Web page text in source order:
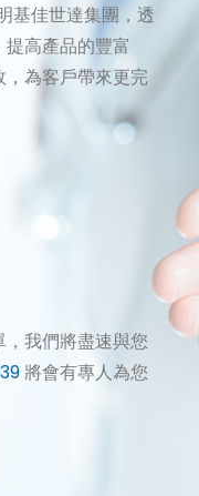
基佳世達集團，透
高產品的豐富
為客戶帶來更完
我們將盡速與您
將會有專人為您